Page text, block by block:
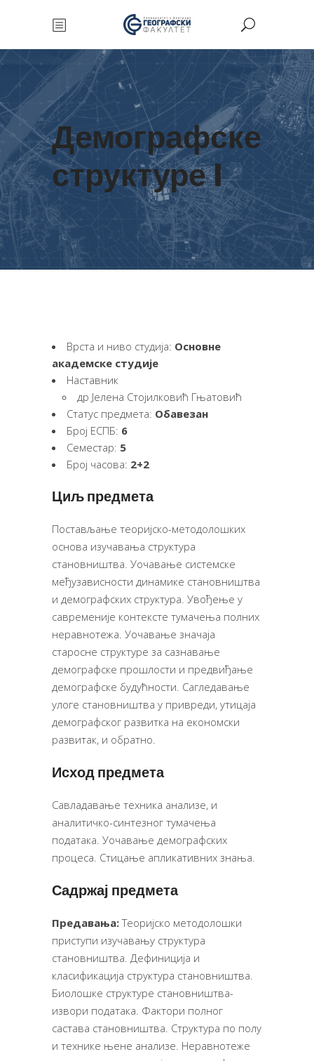
Демографске
структуре I
Врста и ниво студија: Основне
академске студије
Наставник
др Јелена Стојилковић Гњатовић
Статус предмета: Обавезан
Број ЕСПБ: 6
Семестар: 5
Број часова: 2+2
Циљ предмета
Постављање теоријско-методолошких
основа изучавања структура
становништва. Уочавање системске
међузависности динамике становништва
и демографских структура. Увођење у
савременије контексте тумачења полних
неравнотежа. Уочавање значаја
старосне структуре за сазнавање
демографске прошлости и предвиђање
демографске будућности. Сагледавање
улоге становништва у привреди, утицаја
демографског развитка на економски
развитак, и обратно.
Исход предмета
Савладавање техника анализе, и
аналитичко-синтезног тумачења
података. Уочавање демографских
процеса. Стицање апликативних знања.
Садржај предмета
Предавања:Теоријско методолошки
приступи изучавању структура
становништва. Дефиниција и
класификација структура становништва.
Биолошке структуре становништва-
извори података. Фактори полног
састава становништва. Структура по полу
и технике њене анализе. Неравнотеже